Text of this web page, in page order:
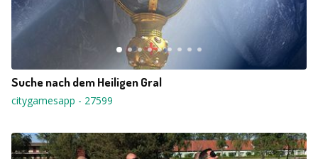
Suche nach dem Heiligen Gral
citygamesapp - 27599